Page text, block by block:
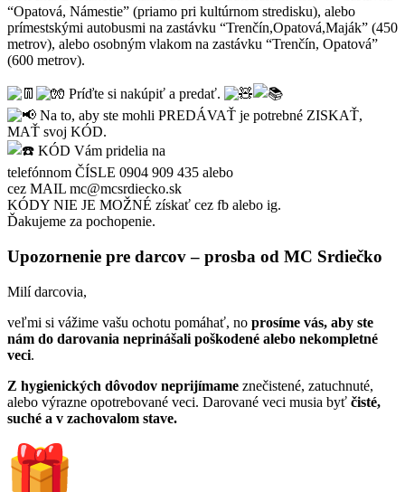
“Opatová, Námestie” (priamo pri kultúrnom stredisku), alebo
prímestskými autobusmi na zastávku “Trenčín,Opatová,Maják” (450
metrov), alebo osobným vlakom na zastávku “Trenčín, Opatová”
(600 metrov).
Príďte si nakúpiť a predať.
Na to, aby ste mohli PREDÁVAŤ je potrebné ZISKAŤ,
MAŤ svoj KÓD.
KÓD Vám pridelia na
telefónnom ČÍSLE 0904 909 435 alebo
cez MAIL mc@mcsrdiecko.sk
KÓDY NIE JE MOŽNÉ získať cez fb alebo ig.
Ďakujeme za pochopenie.
Upozornenie pre darcov – prosba od MC Srdiečko
Milí darcovia,
veľmi si vážime vašu ochotu pomáhať, no prosíme vás, aby ste
nám do darovania neprinášali poškodené alebo nekompletné
veci.
Z hygienických dôvodov neprijímame znečistené, zatuchnuté,
alebo výrazne opotrebované veci. Darované veci musia byť čisté,
suché a v zachovalom stave.